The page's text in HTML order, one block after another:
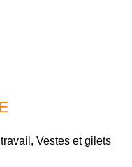
, Vestes et gilets